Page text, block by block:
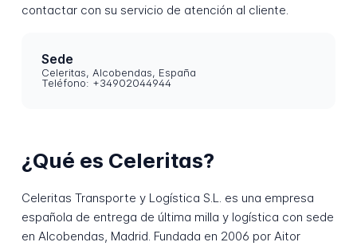
contactar con su servicio de atención al cliente.
Sede
Celeritas, Alcobendas, España
Teléfono: +34902044944
¿Qué es Celeritas?
Celeritas Transporte y Logística S.L. es una empresa
española de entrega de última milla y logística con sede
en Alcobendas, Madrid. Fundada en 2006 por Aitor